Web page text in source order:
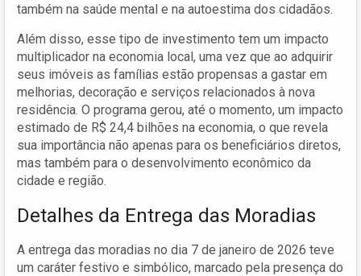
também na saúde mental e na autoestima dos cidadãos.
Além disso, esse tipo de investimento tem um impacto
multiplicador na economia local, uma vez que ao adquirir
seus imóveis as famílias estão propensas a gastar em
melhorias, decoração e serviços relacionados à nova
residência. O programa gerou, até o momento, um impacto
estimado de R$ 24,4 bilhões na economia, o que revela
sua importância não apenas para os beneficiários diretos,
mas também para o desenvolvimento econômico da
cidade e região.
Detalhes da Entrega das Moradias
A entrega das moradias no dia 7 de janeiro de 2026 teve
um caráter festivo e simbólico, marcado pela presença do